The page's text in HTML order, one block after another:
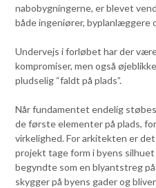
nabobygningerne, er blevet
både ingeniører, byplanlæggere
Undervejs i forløbet har der
kompromiser, men også
pludselig “faldt på plads”.
Når fundamentet endelig
de første elementer på plads,
virkelighed. For arkitekten er
projekt tage form i byens
begyndte som en blyantstreg
skygger på byens gader og